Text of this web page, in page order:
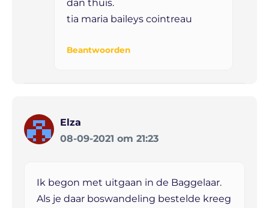
dan thuis.
tia maria baileys cointreau
Beantwoorden
Elza
08-09-2021 om 21:23
Ik begon met uitgaan in de Baggelaar.
Als je daar boswandeling bestelde kreeg